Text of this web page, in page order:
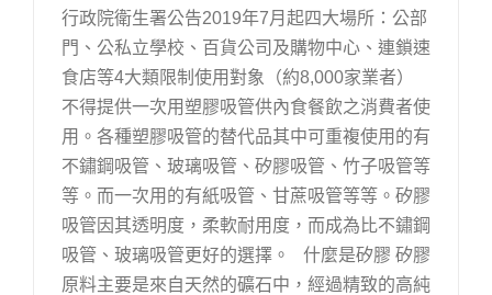
行政院衛生署公告2019年7月起四大場所：公部
門、公私立學校、百貨公司及購物中心、連鎖速
食店等4大類限制使用對象（約8,000家業者）
不得提供一次用塑膠吸管供內食餐飲之消費者使
用。各種塑膠吸管的替代品其中可重複使用的有
不鏽鋼吸管、玻璃吸管、矽膠吸管、竹子吸管等
等。而一次用的有紙吸管、甘蔗吸管等等。矽膠
吸管因其透明度，柔軟耐用度，而成為比不鏽鋼
吸管、玻璃吸管更好的選擇。 什麼是矽膠 矽膠
原料主要是來自天然的礦石中，經過精致的高純